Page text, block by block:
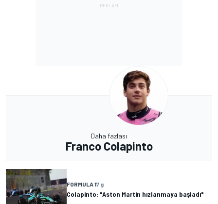
Daha fazlası
Franco Colapinto
FORMULA 17 g
Colapinto: "Aston Martin hızlanmaya başladı"